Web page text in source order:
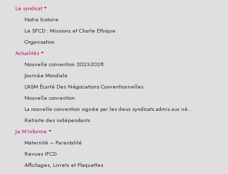
Le syndicat
Notre histoire
Le SFCD : Missions et Charte Ethique
Organisation
Actualités
Nouvelle convention 2023-2028
Journée Mondiale
L’ASM Écarté Des Négociations Conventionnelles
Nouvelle convention
La nouvelle convention signée par les deux syndicats admis aux né...
Retraite des indépendants
Je M'informe
Maternité – Parentalité
Revues IFCD
Affichages, Livrets et Plaquettes